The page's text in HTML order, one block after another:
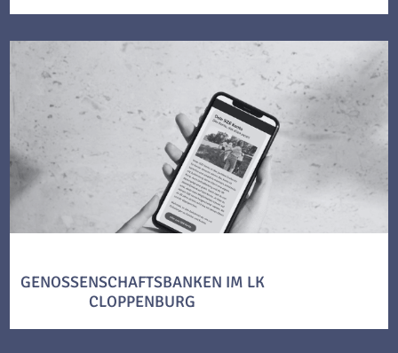
GENOSSENSCHAFTSBANKEN IM LK
CLOPPENBURG